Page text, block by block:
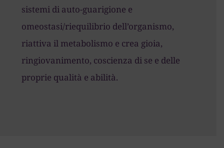
sistemi di auto-guarigione e
omeostasi/riequilibrio dell’organismo,
riattiva il metabolismo e crea gioia,
ringiovanimento, coscienza di se e delle
proprie qualità e abilità.